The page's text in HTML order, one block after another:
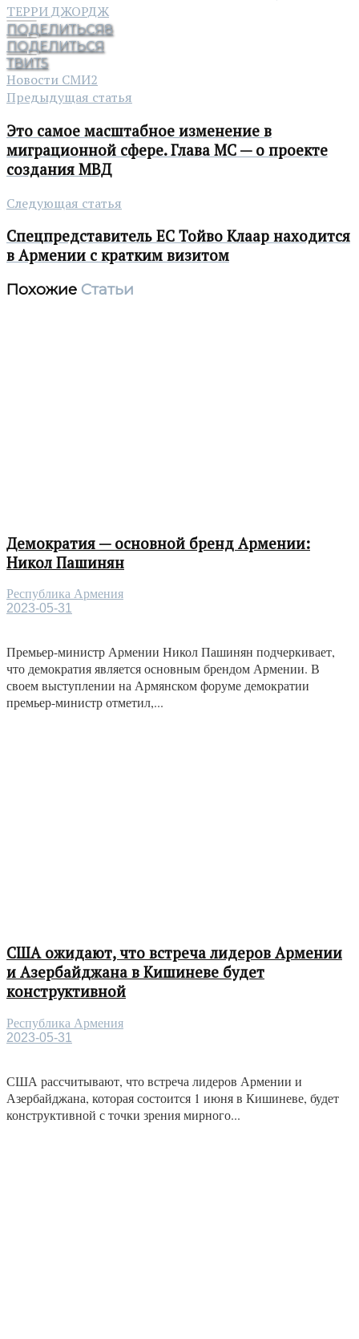
ТЕРРИ ДЖОРДЖ
ПОДЕЛИТЬСЯ8
ПОДЕЛИТЬСЯ
ТВИТ5
Новости СМИ2
Предыдущая статья
Это самое масштабное изменение в
миграционной сфере. Глава МС — о проекте
создания МВД
Следующая статья
Спецпредставитель ЕС Тойво Клаар находится
в Армении с кратким визитом
Похожие Статьи
Демократия — основной бренд Армении:
Никол Пашинян
Республика Армения
2023-05-31
Премьер-министр Армении Никол Пашинян подчеркивает,
что демократия является основным брендом Армении. В
своем выступлении на Армянском форуме демократии
премьер-министр отметил,...
США ожидают, что встреча лидеров Армении
и Азербайджана в Кишиневе будет
конструктивной
Республика Армения
2023-05-31
США рассчитывают, что встреча лидеров Армении и
Азербайджана, которая состоится 1 июня в Кишиневе, будет
конструктивной с точки зрения мирного...